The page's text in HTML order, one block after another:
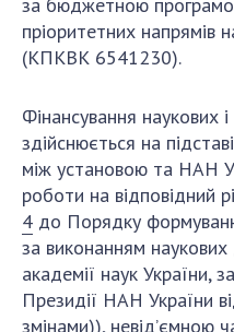
пріоритетних напрямів
(КПКВК 6541230).
Фінансування наукових
здійснюється на
між установою та НАН
роботи на відповідний
4 до Порядку
за виконанням
академії наук України,
Президії НАН України
змінами)), невід’ємною